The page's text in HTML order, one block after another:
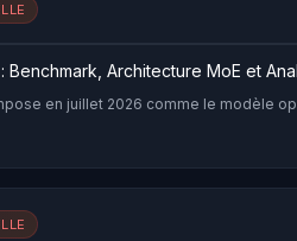
Architecture MoE et
en juillet 2026 comme le modèle